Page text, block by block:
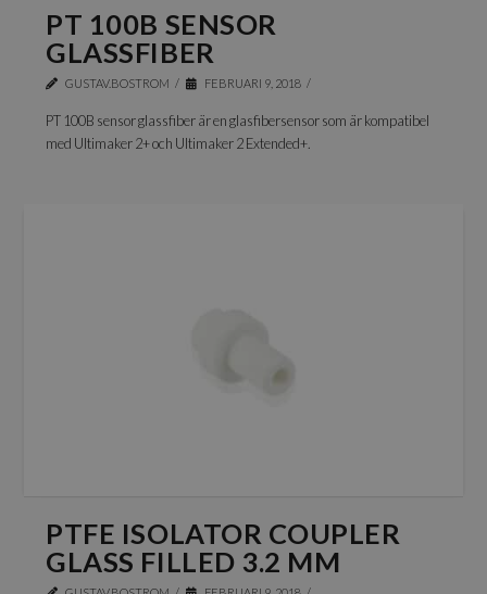
PT 100B SENSOR
GLASSFIBER
GUSTAV.BOSTROM FEBRUARI 9, 2018
PT 100B sensor glassfiber är en glasfibersensor som är kompatibel
med Ultimaker 2+ och Ultimaker 2 Extended+.
PTFE ISOLATOR COUPLER
GLASS FILLED 3.2 MM